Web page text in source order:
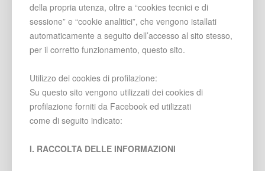
della propria utenza, oltre a “cookies tecnici e di
sessione” e “cookie analitici”, che vengono istallati
automaticamente a seguito dell’accesso al sito stesso,
per il corretto funzionamento, questo sito.
Utilizzo dei cookies di profilazione:
Su questo sito vengono utilizzati dei cookies di
profilazione forniti da Facebook ed utilizzati
come di seguito indicato:
I. RACCOLTA DELLE INFORMAZIONI